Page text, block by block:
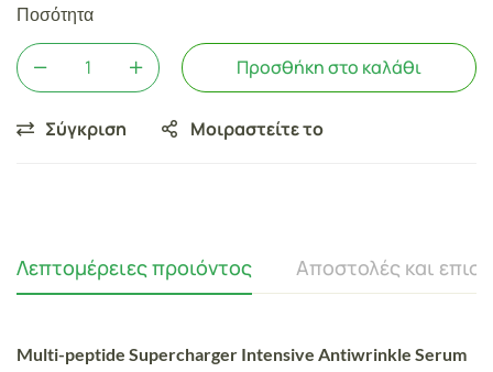
Ποσότητα
Προσθήκη στο καλάθι
Σύγκριση Μοιραστείτε το
Λεπτομέρειες προιόντος Αποστολές και
Multi-peptide Supercharger Intensive Antiwrinkle Serum